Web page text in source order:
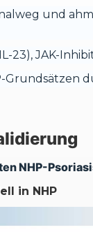
und
23), JAK-
Grundsätzen
NHP-
in NHP